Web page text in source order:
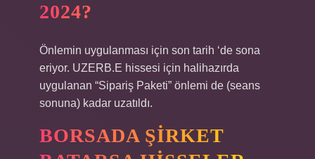
2024?
Önlemin uygulanması için son tarih ‘de sona
eriyor. UZERB.E hissesi için halihazırda
uygulanan “Sipariş Paketi” önlemi de (seans
sonuna) kadar uzatıldı.
BORSADA ŞIRKET